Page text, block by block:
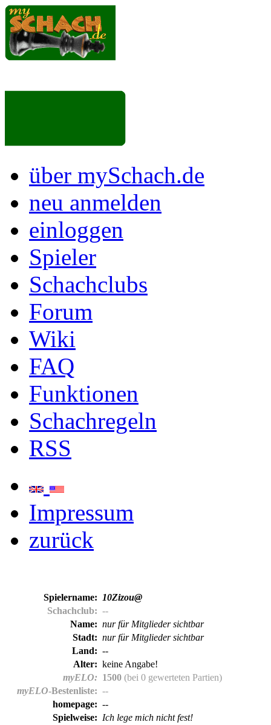
über mySchach.de
neu anmelden
einloggen
Spieler
Schachclubs
Forum
Wiki
FAQ
Funktionen
Schachregeln
RSS
Impressum
zurück
Spielername:
10Zizou@
Schachclub: --
Name: nur für Mitglieder sichtbar
Stadt: nur für Mitglieder sichtbar
Land: --
Alter: keine Angabe!
myELO: 1500 (bei 0 gewerteten Partien)
myELO-Bestenliste: --
homepage: --
Spielweise: Ich lege mich nicht fest!